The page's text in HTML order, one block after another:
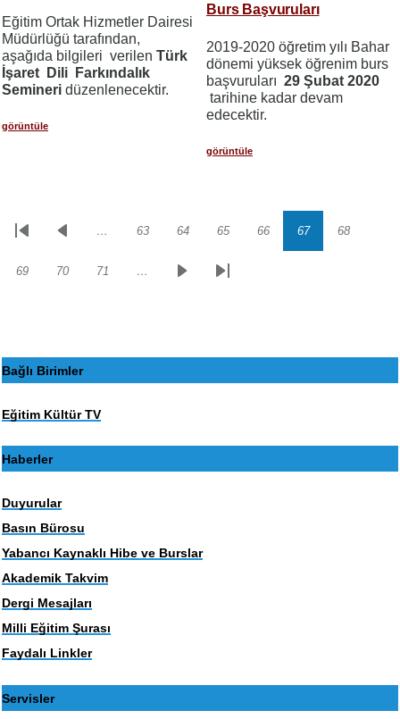
Eğitim Ortak Hizmetler Dairesi
Müdürlüğü tarafından,
aşağıda bilgileri verilen Türk
İşaret Dili Farkındalık
Semineri düzenlenecektir.
görüntüle
Burs Başvuruları
2019-2020 öğretim yılı Bahar
dönemi yüksek öğrenim burs
başvuruları 29 Şubat 2020
tarihine kadar devam
edecektir.
görüntüle
Sayfalama
İlk
Önceki… Sayfa
63 Sayfa
64 Sayfa
65 Sayfa
66 Sayfa
67 Sayfa
68
Sayfa
69 Sayfa
70 Sayfa
71 …
SonrakiSon
Bağlı Birimler
Eğitim Kültür TV
Haberler
Duyurular
Basın Bürosu
Yabancı Kaynaklı Hibe ve Burslar
Akademik Takvim
Dergi Mesajları
Milli Eğitim Şurası
Faydalı Linkler
Servisler